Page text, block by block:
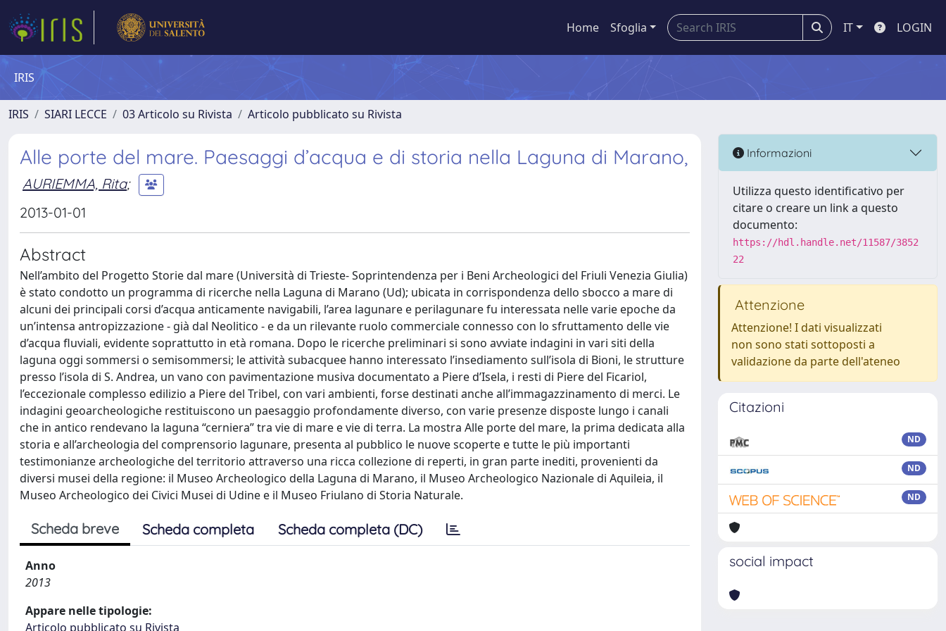
Home Sfoglia IT LOGIN
IRIS
IRIS SIARI LECCE 03 Articolo su Rivista Articolo pubblicato su Rivista
Alle porte del mare. Paesaggi d’acqua e di storia nella Laguna di Marano,
AURIEMMA, Rita;
2013-01-01
Abstract
Nell’ambito del Progetto Storie dal mare (Università di Trieste- Soprintendenza per i Beni Archeologici del Friuli Venezia Giulia)
è stato condotto un programma di ricerche nella Laguna di Marano (Ud); ubicata in corrispondenza dello sbocco a mare di
alcuni dei principali corsi d’acqua anticamente navigabili, l’area lagunare e perilagunare fu interessata nelle varie epoche da
un’intensa antropizzazione - già dal Neolitico - e da un rilevante ruolo commerciale connesso con lo sfruttamento delle vie
d’acqua fluviali, evidente soprattutto in età romana. Dopo le ricerche preliminari si sono avviate indagini in vari siti della
laguna oggi sommersi o semisommersi; le attività subacquee hanno interessato l’insediamento sull’isola di Bioni, le strutture
presso l’isola di S. Andrea, un vano con pavimentazione musiva documentato a Piere d’Isela, i resti di Piere del Ficariol,
l’eccezionale complesso edilizio a Piere del Tribel, con vari ambienti, forse destinati anche all’immagazzinamento di merci. Le
indagini geoarcheologiche restituiscono un paesaggio profondamente diverso, con varie presenze disposte lungo i canali
che in antico rendevano la laguna “cerniera” tra vie di mare e vie di terra. La mostra Alle porte del mare, la prima dedicata alla
storia e all’archeologia del comprensorio lagunare, presenta al pubblico le nuove scoperte e tutte le più importanti
testimonianze archeologiche del territorio attraverso una ricca collezione di reperti, in gran parte inediti, provenienti da
diversi musei della regione: il Museo Archeologico della Laguna di Marano, il Museo Archeologico Nazionale di Aquileia, il
Museo Archeologico dei Civici Musei di Udine e il Museo Friulano di Storia Naturale.
Scheda breve Scheda completa Scheda completa (DC)
Anno
2013
Appare nelle tipologie:
Articolo pubblicato su Rivista
Informazioni
Utilizza questo identificativo per
citare o creare un link a questo
documento:
https://hdl.handle.net/11587/3852
22
Attenzione
Attenzione! I dati visualizzati
non sono stati sottoposti a
validazione da parte dell'ateneo
Citazioni
ND
ND
ND
social impact